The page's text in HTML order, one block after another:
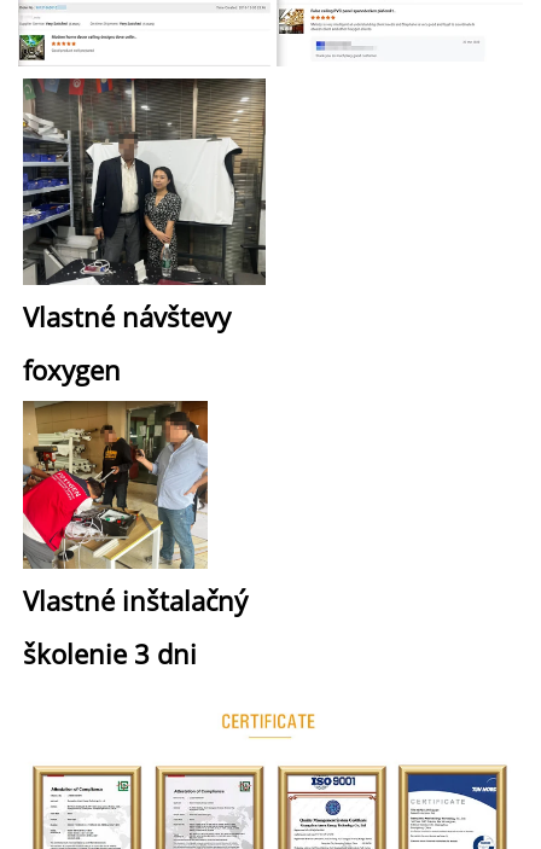
Vlastné návštevy
foxygen
Vlastné inštalačný
školenie 3 dni